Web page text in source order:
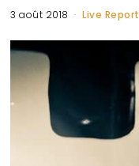
3 août 2018 Live Report